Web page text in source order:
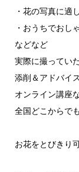
・花の写真に適
・おうちでおし
などなど
実際に撮ってい
添削＆アドバイ
オンライン講座
全国どこからで
お花をとびきり